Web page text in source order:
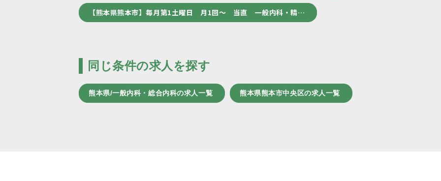
【熊本県熊本市】毎月第1土曜日 月1回～ 当直 一般内科・精…
同じ条件の求人を探す
熊本県/一般内科・総合内科の求人一覧 熊本県熊本市中央区の求人一覧